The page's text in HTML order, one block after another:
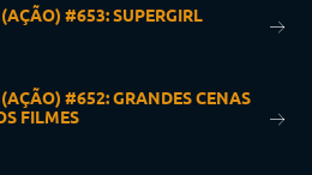
#653: SUPERGIRL
#652: GRANDES CENAS
FILMES